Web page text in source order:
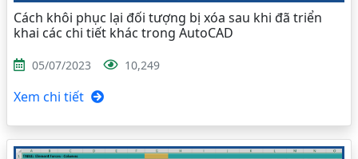
Cách khôi phục lại đối tượng bị xóa sau khi đã triển
khai các chi tiết khác trong AutoCAD
05/07/2023 10,249
Xem chi tiết